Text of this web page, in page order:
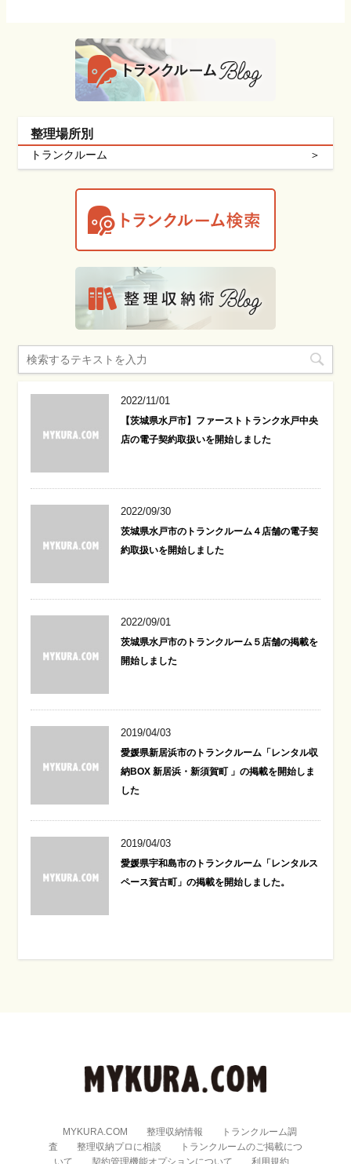
整理場所別
トランクルーム
2022/11/01
【茨城県水戸市】ファーストトランク水戸中央
店の電子契約取扱いを開始しました
2022/09/30
茨城県水戸市のトランクルーム４店舗の電子契
約取扱いを開始しました
2022/09/01
茨城県水戸市のトランクルーム５店舗の掲載を
開始しました
2019/04/03
愛媛県新居浜市のトランクルーム「レンタル収
納BOX 新居浜・新須賀町 」の掲載を開始しま
した
2019/04/03
愛媛県宇和島市のトランクルーム「レンタルス
ペース賀古町」の掲載を開始しました。
MYKURA.COM 整理収納情報
トランクルーム調
査
整理収納プロに相談
トランクルームのご掲載につ
いて
契約管理機能オプションについて 利用規約